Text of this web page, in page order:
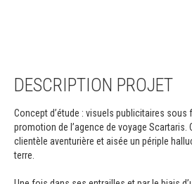
DESCRIPTION PROJET
Concept d’étude : visuels publicitaires
promotion de l’agence de voyage Scartaris.
clientèle aventurière et aisée un périple
terre.